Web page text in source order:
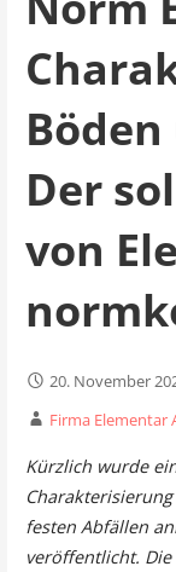
Der
von
20. November
Firma Elementar
Kürzlich wurde
festen Abfällen
veröffentlicht. Die